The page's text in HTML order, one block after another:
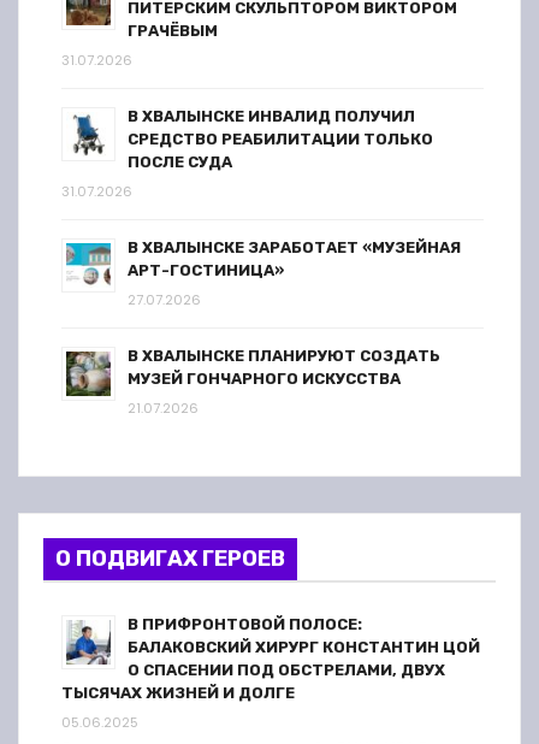
ПИТЕРСКИМ СКУЛЬПТОРОМ ВИКТОРОМ
ГРАЧЁВЫМ
31.07.2026
В ХВАЛЫНСКЕ ИНВАЛИД ПОЛУЧИЛ
СРЕДСТВО РЕАБИЛИТАЦИИ ТОЛЬКО
ПОСЛЕ СУДА
31.07.2026
В ХВАЛЫНСКЕ ЗАРАБОТАЕТ «МУЗЕЙНАЯ
АРТ-ГОСТИНИЦА»
27.07.2026
В ХВАЛЫНСКЕ ПЛАНИРУЮТ СОЗДАТЬ
МУЗЕЙ ГОНЧАРНОГО ИСКУССТВА
21.07.2026
О ПОДВИГАХ ГЕРОЕВ
В ПРИФРОНТОВОЙ ПОЛОСЕ:
БАЛАКОВСКИЙ ХИРУРГ КОНСТАНТИН ЦОЙ
О СПАСЕНИИ ПОД ОБСТРЕЛАМИ, ДВУХ
ТЫСЯЧАХ ЖИЗНЕЙ И ДОЛГЕ
05.06.2025